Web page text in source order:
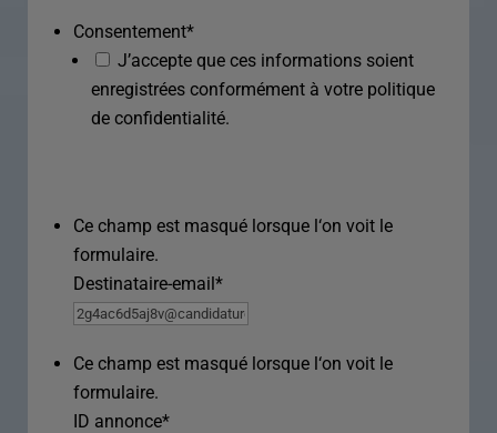
Consentement*
J’accepte que ces informations soient
enregistrées conformément à votre politique
de confidentialité.
Ce champ est masqué lorsque l‘on voit le
formulaire.
Destinataire-email*
Ce champ est masqué lorsque l‘on voit le
formulaire.
ID annonce*